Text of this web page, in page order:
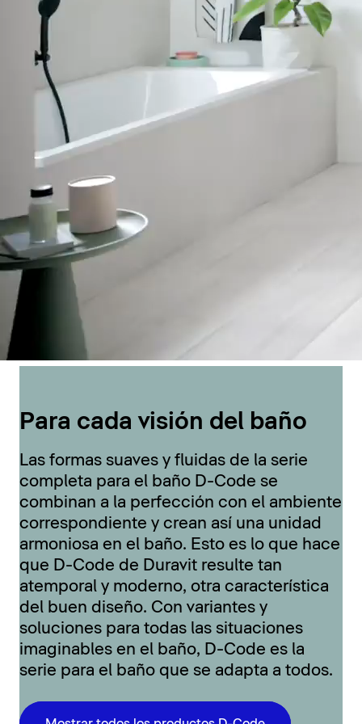
Para cada visión del baño
Las formas suaves y fluidas de la serie
completa para el baño D-Code se
combinan a la perfección con el ambiente
correspondiente y crean así una unidad
armoniosa en el baño. Esto es lo que hace
que D-Code de Duravit resulte tan
atemporal y moderno, otra característica
del buen diseño. Con variantes y
soluciones para todas las situaciones
imaginables en el baño, D-Code es la
serie para el baño que se adapta a todos.